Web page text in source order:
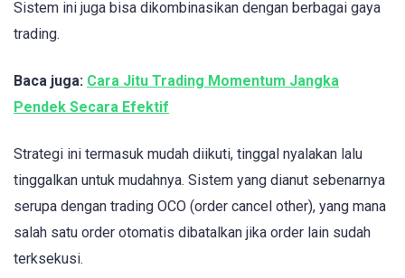
Sistem ini juga bisa dikombinasikan dengan berbagai gaya
trading.
Baca juga: Cara Jitu Trading Momentum Jangka
Pendek Secara Efektif
Strategi ini termasuk mudah diikuti, tinggal nyalakan lalu
tinggalkan untuk mudahnya. Sistem yang dianut sebenarnya
serupa dengan trading OCO (order cancel other), yang mana
salah satu order otomatis dibatalkan jika order lain sudah
terksekusi.